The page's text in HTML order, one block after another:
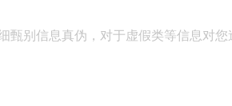
甄别信息真伪，对于虚假类等信息对您